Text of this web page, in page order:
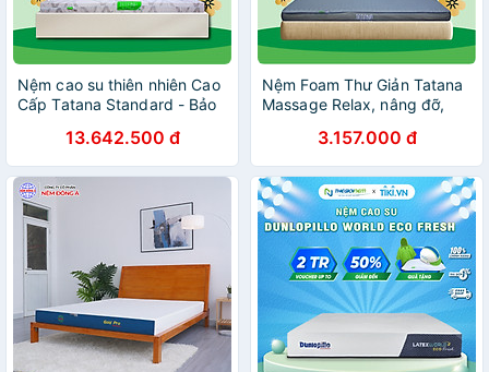
Nệm cao su thiên nhiên Cao
Cấp Tatana Standard - Bảo
13.642.500 đ
Nệm Foam Thư Giản Tatana
Massage Relax, nâng đỡ,
3.157.000 đ